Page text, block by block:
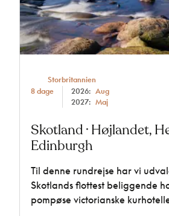
Storbritannien
8 dage
2026: Aug
2027: Maj
Skotland · Højlandet,
Edinburgh
Til denne rundrejse har vi
Skotlands flottest beliggende
pompøse victorianske